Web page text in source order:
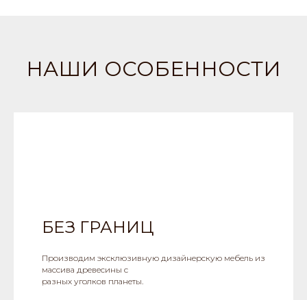
НАШИ ОСОБЕННОСТИ
БЕЗ ГРАНИЦ
Производим эксклюзивную дизайнерскую мебель из
массива древесины с
разных уголков планеты.